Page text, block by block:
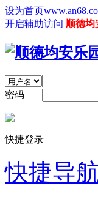
设为首页
开启辅助访问 顺德均
密码
快捷登录
快捷导